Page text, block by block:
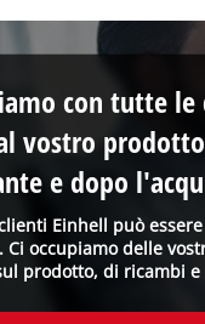
Einhell può
occupiamo delle
prodotto, di ricambi
con tutte le
vostro
e dopo